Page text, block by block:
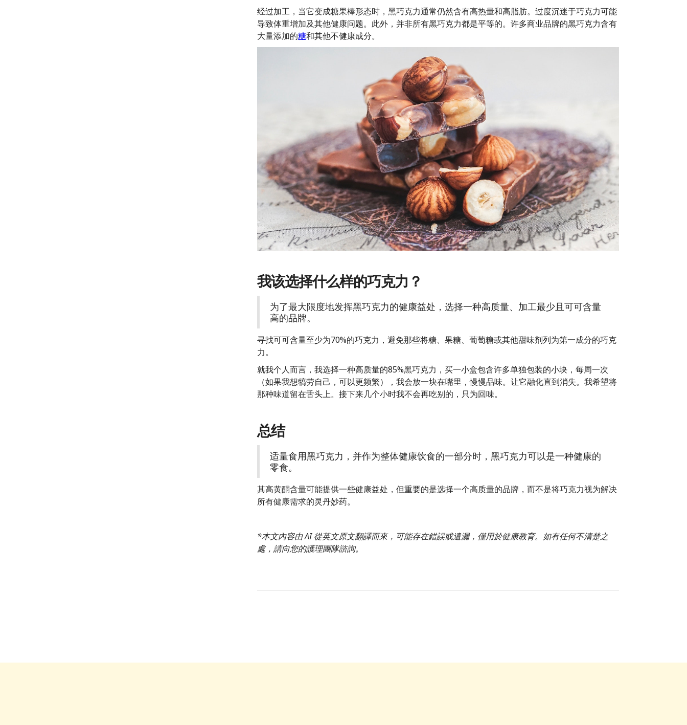
经过加工，当它变成糖果棒形态时，黑巧克力通常仍然含有高热量和高脂肪。过度沉迷于巧克力可能
导致体重增加及其他健康问题。此外，并非所有黑巧克力都是平等的。许多商业品牌的黑巧克力含有
大量添加的糖和其他不健康成分。
我该选择什么样的巧克力？
为了最大限度地发挥黑巧克力的健康益处，选择一种高质量、加工最少且可可含量
高的品牌。
寻找可可含量至少为70%的巧克力，避免那些将糖、果糖、葡萄糖或其他甜味剂列为第一成分的巧克
力。
就我个人而言，我选择一种高质量的85%黑巧克力，买一小盒包含许多单独包装的小块，每周一次
（如果我想犒劳自己，可以更频繁），我会放一块在嘴里，慢慢品味。让它融化直到消失。我希望将
那种味道留在舌头上。接下来几个小时我不会再吃别的，只为回味。
总结
适量食用黑巧克力，并作为整体健康饮食的一部分时，黑巧克力可以是一种健康的
零食。
其高黄酮含量可能提供一些健康益处，但重要的是选择一个高质量的品牌，而不是将巧克力视为解决
所有健康需求的灵丹妙药。
*本文內容由 AI 從英文原文翻譯而來，可能存在錯誤或遺漏，僅用於健康教育。如有任何不清楚之
處，請向您的護理團隊諮詢。